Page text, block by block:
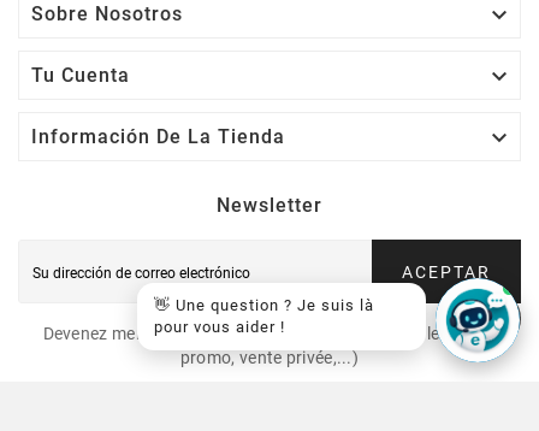
Sobre Nosotros 
Tu Cuenta 
Información De La Tienda 
Newsletter
ACEPTAR
Devenez membre VIP et recevez nos offres spéciales (code
promo, vente privée,...)
👋 Une question ? Je suis là
pour vous aider !